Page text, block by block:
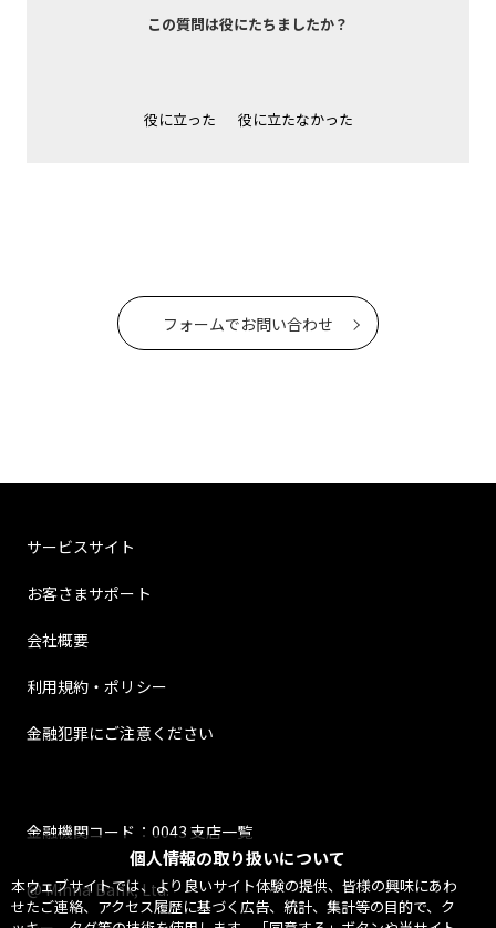
個人情報の取り扱いについて
本ウェブサイトでは、より良いサイト体験の提供、皆様の興味にあわ
せたご連絡、アクセス履歴に基づく広告、統計、集計等の目的で、ク
この質問は役にたちましたか？
役に立った 役に立たなかった
フォームでお問い合わせ
サービスサイト
お客さまサポート
会社概要
利用規約・ポリシー
金融犯罪にご注意ください
金融機関コード：0043 支店一覧
@ Minna Bank, Ltd.